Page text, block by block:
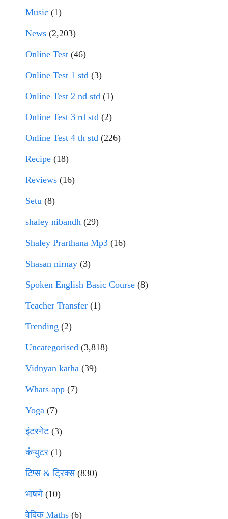
Music (1)
News (2,203)
Online Test (46)
Online Test 1 std (3)
Online Test 2 nd std (1)
Online Test 3 rd std (2)
Online Test 4 th std (226)
Recipe (18)
Reviews (16)
Setu (8)
shaley nibandh (29)
Shaley Prarthana Mp3 (16)
Shasan nirnay (3)
Spoken English Basic Course (8)
Teacher Transfer (1)
Trending (2)
Uncategorised (3,818)
Vidnyan katha (39)
Whats app (7)
Yoga (7)
इंटरनेट(3)
कंप्युटर (1)
टिप्स & ट्रिक्स(830)
भाषणे(10)
वेदिक Maths (6)